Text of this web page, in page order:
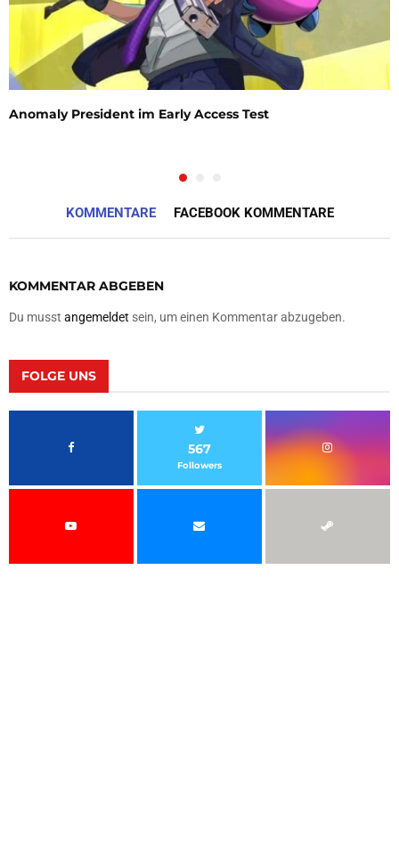
Anomaly President im Early Access Test
KOMMENTARE FACEBOOK KOMMENTARE
KOMMENTAR ABGEBEN
Du musst angemeldet sein, um einen Kommentar abzugeben.
FOLGE UNS
567
Followers